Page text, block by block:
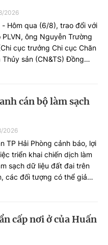
2026
- Hôm qua (6/8), trao đổi với
PLVN, ông Nguyễn Trường
cục trưởng Chi cục Chăn
Thủy sản (CN&TS) Đồng
Beta-agonist, chất tạo
nhiều cơ sở chăn nuôi, thu
cán bộ làm sạch
2026
TP Hải Phòng cảnh báo, lợi
triển khai chiến dịch làm
sạch dữ liệu đất đai trên
các đối tượng có thể giả
sản của người dân.
cấp nơi ở của Huấn